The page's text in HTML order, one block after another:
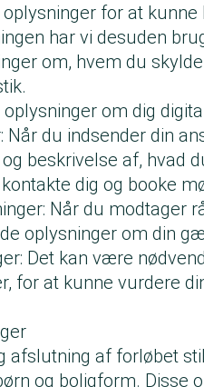
for at
har vi desuden
om, hvem du
om dig
Når du indsender din
beskrivelse af, hvad
dig og booke
Når du modtager
oplysninger om din
Det kan være
for at kunne vurdere
afslutning af forløbet
og boligform. Disse